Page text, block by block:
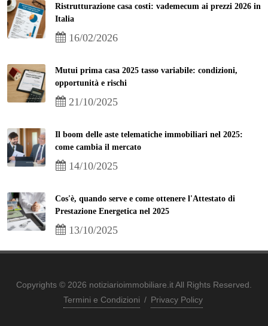
Ristrutturazione casa costi: vademecum ai prezzi 2026 in
Italia
16/02/2026
Mutui prima casa 2025 tasso variabile: condizioni,
opportunità e rischi
21/10/2025
Il boom delle aste telematiche immobiliari nel 2025:
come cambia il mercato
14/10/2025
Cos'è, quando serve e come ottenere l'Attestato di
Prestazione Energetica nel 2025
13/10/2025
Copyrights © 2026 notiziarioimmobiliare.it All Rights Reserved.
Termini e Condizioni / Privacy Policy